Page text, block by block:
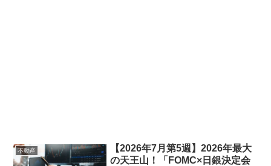
不動産
【2026年7月第5週】2026年最大
の天王山！「FOMC×日銀決定会